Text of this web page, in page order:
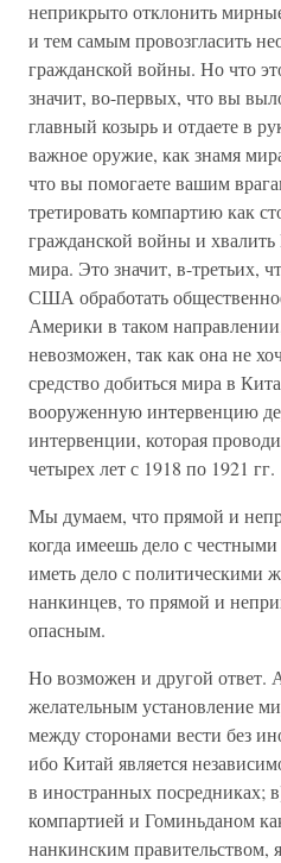
неприкрыто отклонить
и тем самым провозгласить
гражданской войны. Но что
значит, во-первых, что вы
главный козырь и отдаете в
важное оружие, как знамя
что вы помогаете вашим
третировать компартию как
гражданской войны и
мира. Это значит, в-третьих,
США обработать
Америки в таком
невозможен, так как она не
средство добиться мира в
вооруженную интервенцию
интервенции, которая
четырех лет с 1918 по 1921 гг.
Мы думаем, что прямой и
когда имеешь дело с
иметь дело с политическими
нанкинцев, то прямой и
опасным.
Но возможен и другой ответ.
желательным установление
между сторонами вести без
ибо Китай является
в иностранных посредниках;
компартией и Гоминьданом
нанкинским